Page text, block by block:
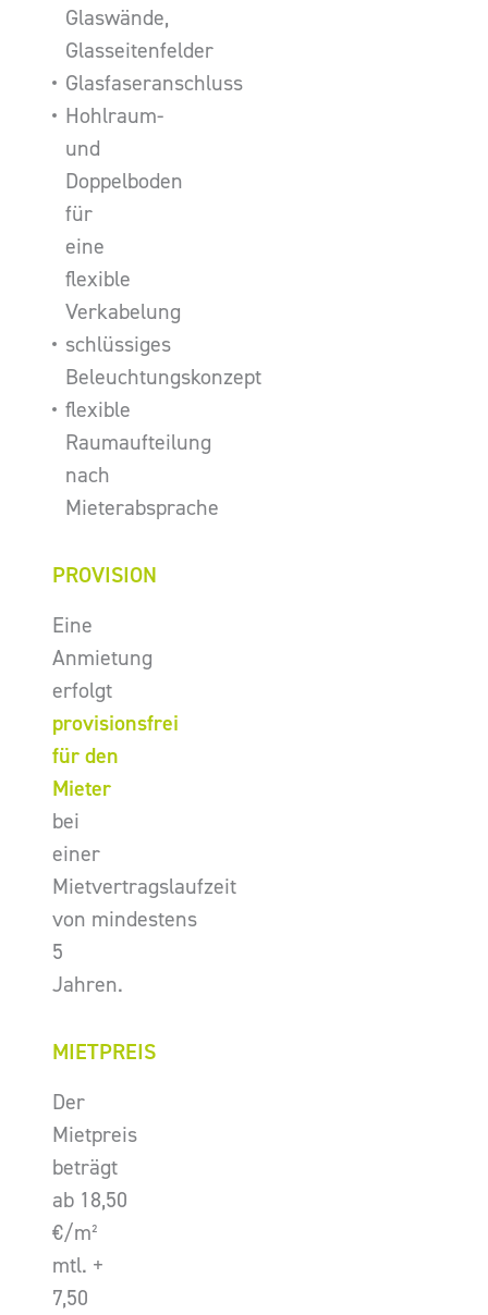
Glaswände,
Glasseitenfelder
Glasfaseranschluss
Hohlraum-
und
Doppelboden
für
eine
flexible
Verkabelung
schlüssiges
Beleuchtungskonzept
flexible
Raumaufteilung
nach
Mieterabsprache
PROVISION
Eine
Anmietung
erfolgt
provisionsfrei
für den
Mieter
bei
einer
Mietvertragslaufzeit
von mindestens
5
Jahren.
MIETPREIS
Der
Mietpreis
beträgt
ab 18,50
€/m²
mtl. +
7,50